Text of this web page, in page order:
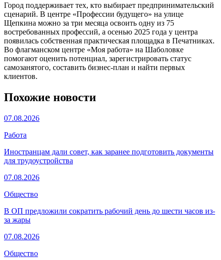
Город поддерживает тех, кто выбирает предпринимательский
сценарий. В центре «Профессии будущего» на улице
Щепкина можно за три месяца освоить одну из 75
востребованных профессий, а осенью 2025 года у центра
появилась собственная практическая площадка в Печатниках.
Во флагманском центре «Моя работа» на Шаболовке
помогают оценить потенциал, зарегистрировать статус
самозанятого, составить бизнес-план и найти первых
клиентов.
Похожие новости
07.08.2026
Работа
Иностранцам дали совет, как заранее подготовить документы
для трудоустройства
07.08.2026
Общество
В ОП предложили сократить рабочий день до шести часов из-
за жары
07.08.2026
Общество